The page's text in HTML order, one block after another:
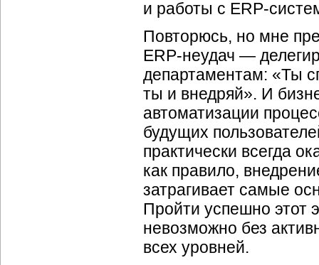
и работы с ERP-
Повторюсь, но мне
ERP-неудач —
департаментам: «Ты
ты и внедряй». И
автоматизации
будущих
практически всегда
как правило,
затрагивает самые
Пройти успешно этот
невозможно без
всех уровней.